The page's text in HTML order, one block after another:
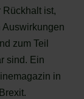
ist,
Auswirkungen
zum Teil
sind. Ein
in